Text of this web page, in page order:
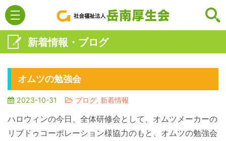
新着情報・ブログ
オムツの勉強会
2023-10-31 ブログ, 新着情報
ハロウィンの今日、全体研修会として、オムツメーカーの
リブドゥコーポレーション様協力のもと、オムツの勉強会